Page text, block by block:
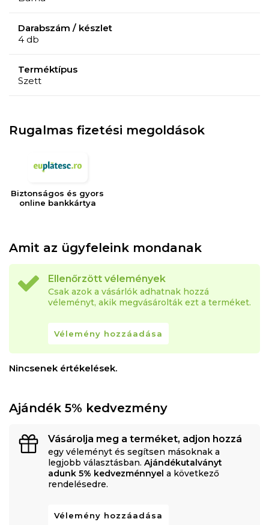
Darabszám / készlet
4 db
Terméktípus
Szett
Rugalmas fizetési megoldások
Biztonságos és gyors
online bankkártya
Amit az ügyfeleink mondanak
Ellenőrzött vélemények
Csak azok a vásárlók adhatnak hozzá
véleményt, akik megvásárolták ezt a terméket.
Vélemény hozzáadása
Nincsenek értékelések.
Ajándék 5% kedvezmény
Vásárolja meg a terméket, adjon hozzá
egy véleményt és segítsen másoknak a
legjobb választásban. Ajándékutalványt
adunk 5% kedvezménnyel a következő
rendelésedre.
Vélemény hozzáadása